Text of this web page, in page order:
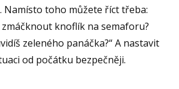
Namísto toho můžete říct třeba:
zmáčknout knoflík na semaforu?
zeleného panáčka?“ A nastavit
od počátku bezpečněji.